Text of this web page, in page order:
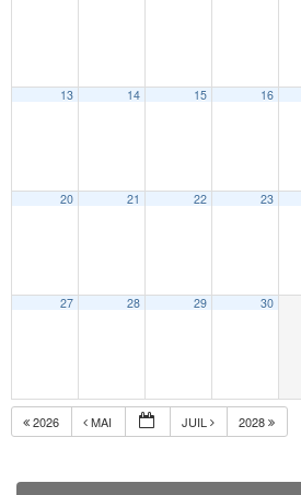
13 14 15 16
20 21 22 23
27 28 29 30
2026 MAI JUIL 2028